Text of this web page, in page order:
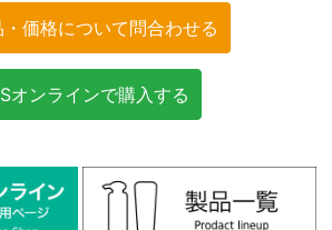
価格について問合わせる
オンラインで購入する